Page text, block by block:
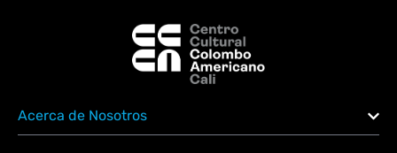
Acerca de Nosotros